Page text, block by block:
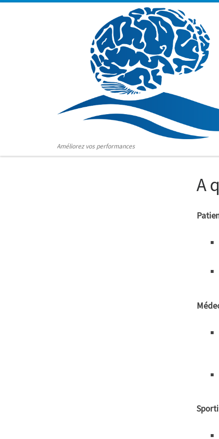
Améliorez vos performances
A